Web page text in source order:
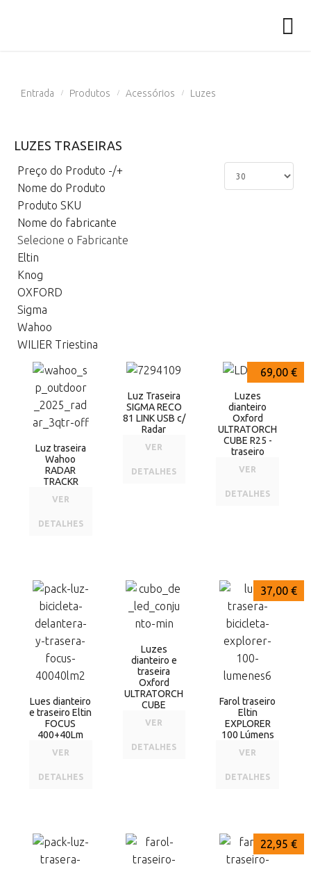
Entrada / Produtos / Acessórios / Luzes
LUZES TRASEIRAS
Preço do Produto -/+
Nome do Produto
Produto SKU
Nome do fabricante
Selecione o Fabricante
Eltin
Knog
OXFORD
Sigma
Wahoo
WILIER Triestina
191,00 €
Luz traseira
Wahoo
RADAR
TRACKR
VER
DETALHES
179,95 €
Luz Traseira
SIGMA RECO
81 LINK USB c/
Radar
VER
DETALHES
69,00 €
Luzes
dianteiro
Oxford
ULTRATORCH
CUBE R25 -
traseiro
VER
DETALHES
48,95 €
Lues dianteiro
e traseiro Eltin
FOCUS
400+40Lm
VER
DETALHES
48,00 €
Luzes
dianteiro e
traseira
Oxford
ULTRATORCH
CUBE
VER
DETALHES
37,00 €
Farol traseiro
Eltin
EXPLORER
100 Lúmens
VER
DETALHES
26,95 €
25,85 €
22,95 €